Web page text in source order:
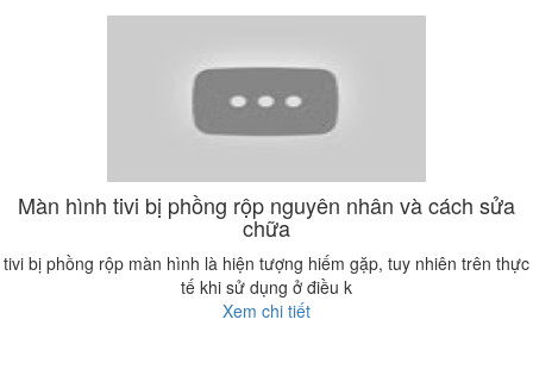
Màn hình tivi bị phồng rộp nguyên nhân và cách sửa
chữa
tivi bị phồng rộp màn hình là hiện tượng hiếm gặp, tuy nhiên trên thực
tế khi sử dụng ở điều k
Xem chi tiết